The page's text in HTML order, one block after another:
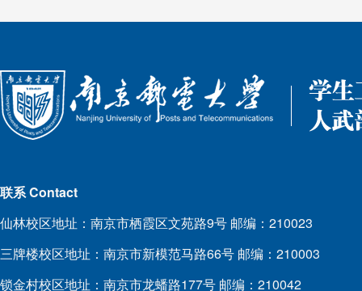
联系 Contact
仙林校区地址：南京市栖霞区文苑路9号 邮编：210023
三牌楼校区地址：南京市新模范马路66号 邮编：210003
锁金村校区地址：南京市龙蟠路177号 邮编：210042